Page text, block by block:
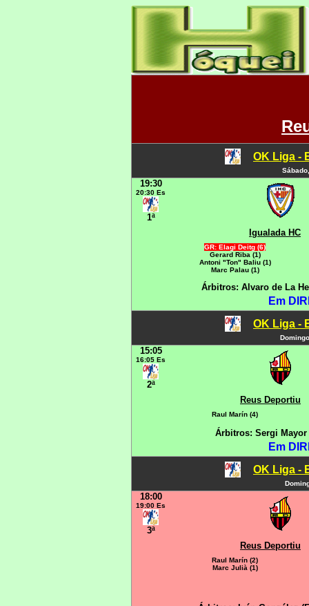
OK Liga -
19:30
20:30 Es
1ª
Igualada HC
GR: Elagi Deitg (6)
Gerard Riba (1)
Antoni "Ton" Baliu (1)
Marc Palau (1)
Árbitros: Alvaro de La
Em
OK Liga -
15:05
16:05 Es
2ª
Reus Deportiu
Raul Marín (4)
Árbitros: Sergi Mayor
Em
OK Liga -
18:00
19:00 Es
3ª
Reus Deportiu
Raul Marín (2)
Marc Julià (1)